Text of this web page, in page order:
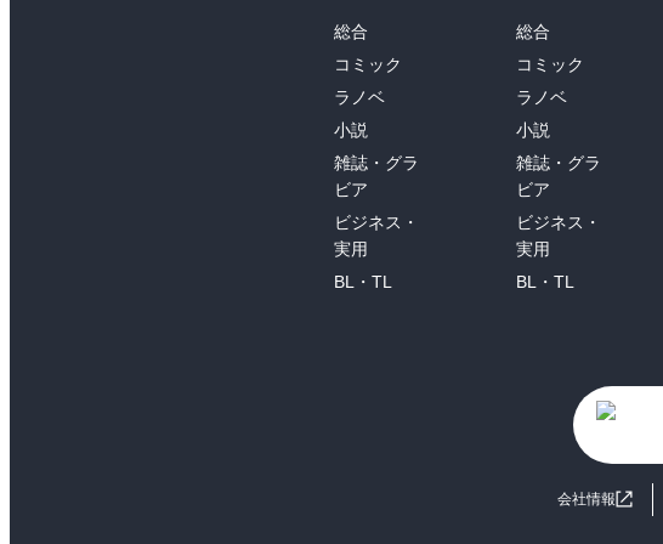
総合
コミック
ラノベ
小説
雑誌・グラ
ビア
ビジネス・
実用
BL・TL
総合
コミック
ラノベ
小説
雑誌・グラ
ビア
ビジネス・
実用
BL・TL
会社情報